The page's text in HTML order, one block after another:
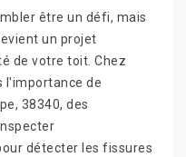
être un défi, mais
un projet
de votre toit. Chez
l'importance de
38340, des
détecter les fissures